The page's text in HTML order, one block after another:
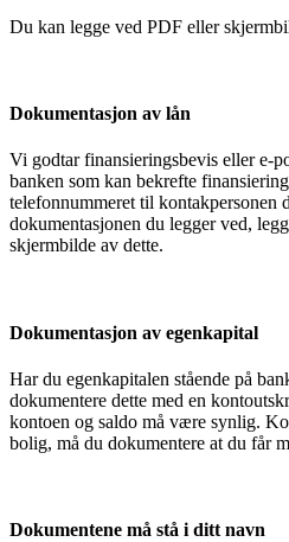
Du kan legge ved PDF eller
Dokumentasjon av lån
Vi godtar finansieringsbevis eller e-
banken som kan bekrefte
telefonnummeret til kontakpersonen
dokumentasjonen du legger ved,
skjermbilde av dette.
Dokumentasjon av egenkapital
Har du egenkapitalen stående på
dokumentere dette med en
kontoen og saldo må være synlig.
bolig, må du dokumentere at du får
Dokumentene må stå i ditt navn